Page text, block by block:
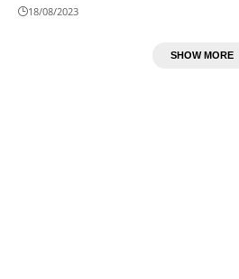
18/08/2023
SHOW MORE